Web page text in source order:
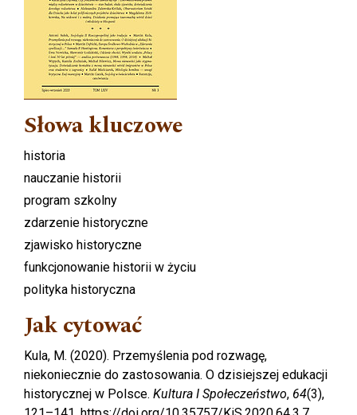
Słowa kluczowe
historia
nauczanie historii
program szkolny
zdarzenie historyczne
zjawisko historyczne
funkcjonowanie historii w życiu
polityka historyczna
Jak cytować
Kula, M. (2020). Przemyślenia pod rozwagę,
niekoniecznie do zastosowania. O dzisiejszej edukacji
historycznej w Polsce. Kultura I Społeczeństwo, 64(3),